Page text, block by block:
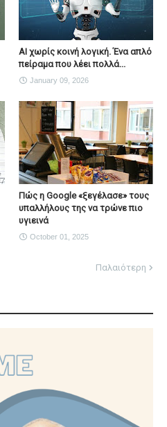
AI χωρίς κοινή λογική. Ένα απλό
πείραμα που λέει πολλά...
January 09, 2026
Πώς η Google «ξεγέλασε» τους
υπαλλήλους της να τρώνε πιο
υγιεινά
October 01, 2025
Παλαιότερη